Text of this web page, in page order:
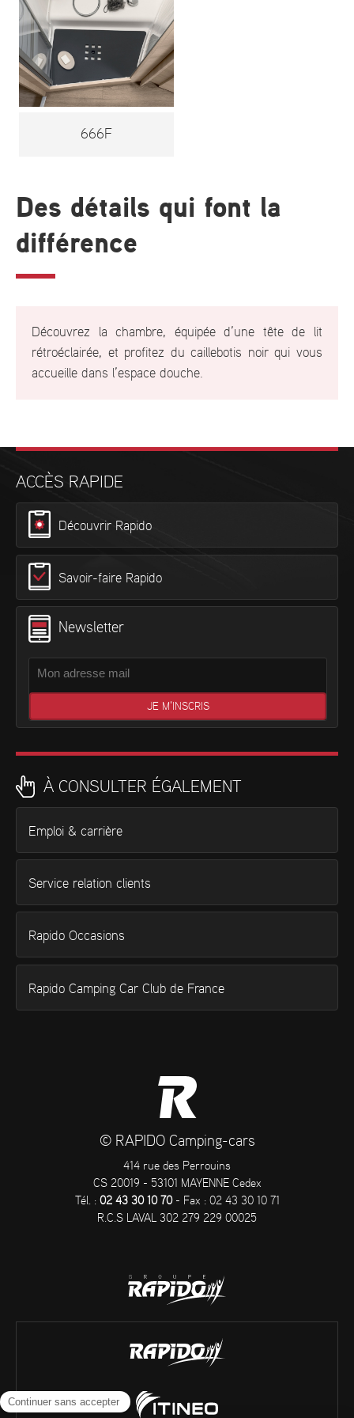
666F
Des détails qui font la
différence
Découvrez la chambre, équipée d’une tête de lit
rétroéclairée, et profitez du caillebotis noir qui vous
accueille dans l’espace douche.
ACCÈS RAPIDE
Découvrir Rapido
Savoir-faire Rapido
Newsletter
À CONSULTER ÉGALEMENT
Emploi & carrière
Service relation clients
Rapido Occasions
Rapido Camping Car Club de France
© RAPIDO Camping-cars
414 rue des Perrouins
CS 20019 - 53101 MAYENNE Cedex
Tél. : 02 43 30 10 70- Fax : 02 43 30 10 71
R.C.S LAVAL 302 279 229 00025